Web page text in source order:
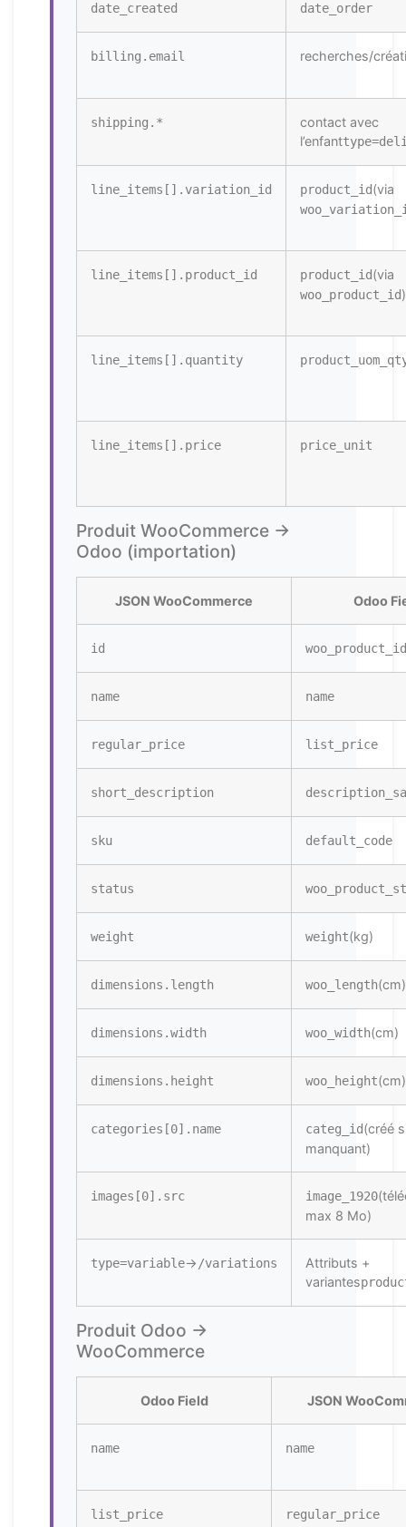
date_created date_order
billing.email recherches/
shipping.*
contact avec
l’enfant
line_items[].variation_id product_id(via
line_items[].product_id product_id(via
woo_product_id)
line_items[].quantity
line_items[].price price_unit
Produit WooCommerce →
Odoo (importation)
JSON WooCommerce Odoo
id woo_product_id
name name
regular_price list_price
short_description
sku default_code
status
weight weight(kg)
dimensions.length woo_length(cm)
dimensions.width woo_width(cm)
dimensions.height woo_height(cm)
categories[0].name categ_id(créé
manquant)
images[0].src image_1920
max 8 Mo)
type=variable→ /variations
Attributs +
variantes
Produit Odoo →
WooCommerce
Odoo Field JSON
name name
list_price regular_price